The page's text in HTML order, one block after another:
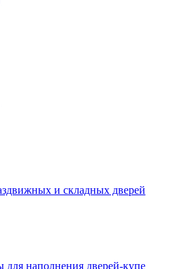
и складных дверей
для наполнения дверей-купе